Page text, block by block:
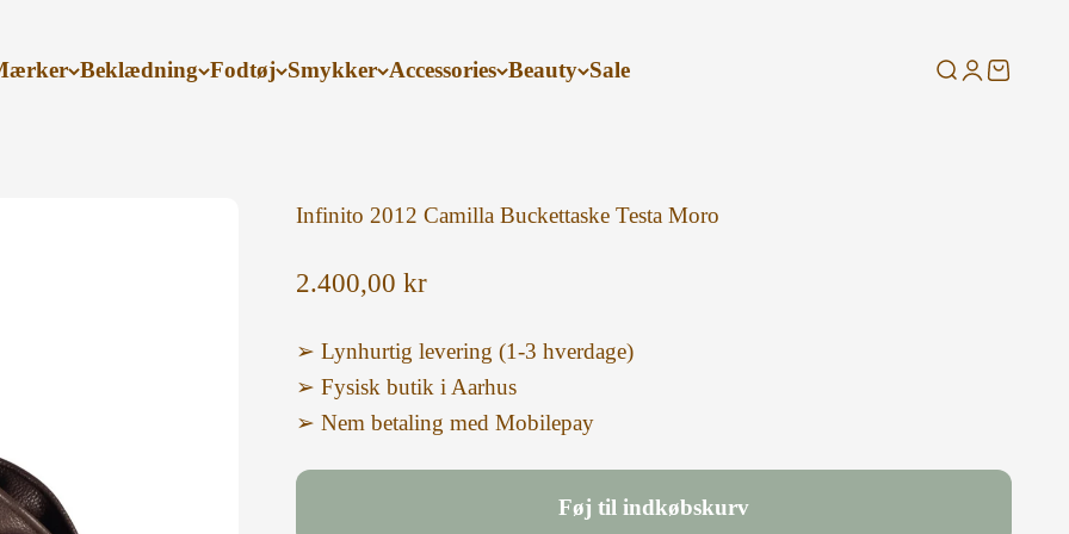
Beklædning Fodtøj Smykker Accessories Beauty Sale SøgLog ind
Kurv
Infinito 2012 Camilla Buckettaske Testa Moro
Salgspris
2.400,00 kr
➢ Lynhurtig levering (1-3 hverdage)
➢ Fysisk butik i Aarhus
➢ Nem betaling med Mobilepay
Føj til indkøbskurv